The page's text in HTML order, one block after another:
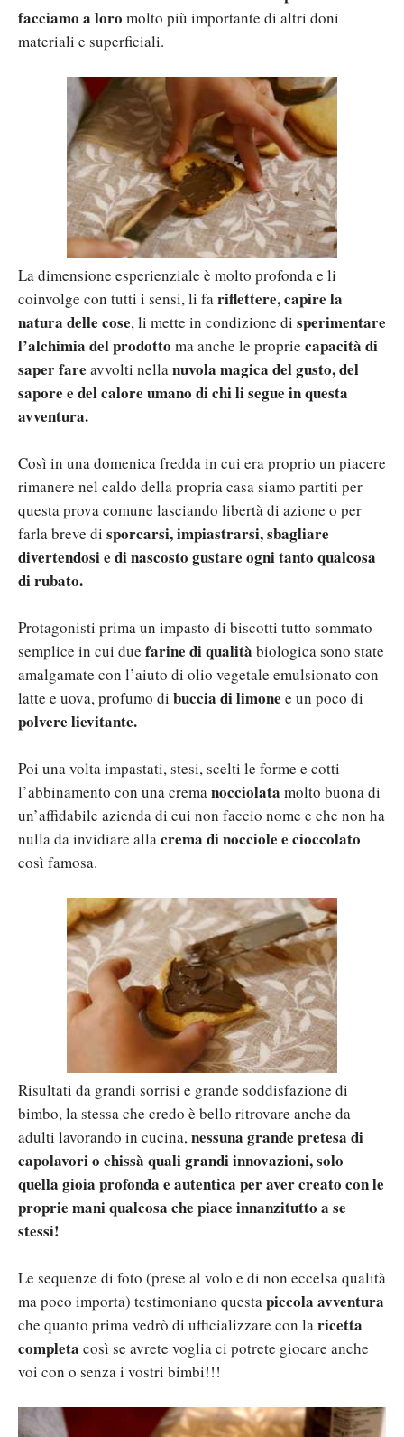
facciamo a loro molto più importante di altri doni
materiali e superficiali.
La dimensione esperienziale è molto profonda e li
coinvolge con tutti i sensi, li fariflettere,capire la
natura delle cose, li mette in condizione di sperimentare
l’alchimia del prodotto ma anche le proprie capacità di
saper fare avvolti nellanuvola magica del gusto, del
sapore e del calore umano di chi li segue in questa
avventura.
Così in una domenica fredda in cui era proprio un piacere
rimanere nel caldo della propria casa siamo partiti per
questa prova comune lasciando libertà di azione o per
farla breve di sporcarsi, impiastrarsi, sbagliare
divertendosi e di nascosto gustare ogni tanto qualcosa
di rubato.
Protagonisti prima un impasto di biscotti tutto sommato
semplice in cui due farine di qualità biologica sono state
amalgamate con l’aiuto di olio vegetale emulsionato con
latte e uova, profumo di buccia di limone e un poco di
polvere lievitante.
Poi una volta impastati, stesi, scelti le forme e cotti
l’abbinamento con una cremanocciolata molto buona di
un’affidabile azienda di cui non faccio nome e che non ha
nulla da invidiare allacrema di nocciole e cioccolato
così famosa.
Risultati da grandi sorrisi e grande soddisfazione di
bimbo, la stessa che credo è bello ritrovare anche da
adulti lavorando in cucina,nessuna grande pretesa di
capolavori o chissà quali grandi innovazioni, solo
quella gioia profonda e autentica per aver creato con le
proprie mani qualcosa che piace innanzitutto a se
stessi!
Le sequenze di foto (prese al volo e di non eccelsa qualità
ma poco importa) testimoniano questapiccola avventura
che quanto prima vedrò di ufficializzare con laricetta
completa così se avrete voglia ci potrete giocare anche
voi con o senza i vostri bimbi!!!